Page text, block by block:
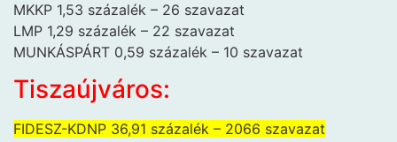
MKKP 1,53 százalék – 26 szavazat
LMP 1,29 százalék – 22 szavazat
MUNKÁSPÁRT 0,59 százalék – 10 szavazat
Tiszaújváros:
FIDESZ-KDNP 36,91 százalék – 2066 szavazat